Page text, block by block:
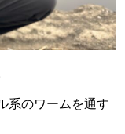
系のワームを通す